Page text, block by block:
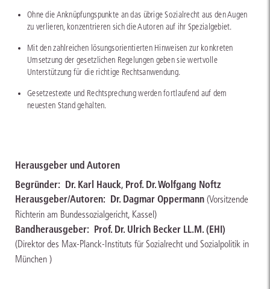
Ohne die Anknüpfungspunkte an das übrige Sozialrecht aus den Augen
zu verlieren, konzentrieren sich die Autoren auf ihr Spezialgebiet.
Mit den zahlreichen lösungsorientierten Hinweisen zur konkreten
Umsetzung der gesetzlichen Regelungen geben sie wertvolle
Unterstützung für die richtige Rechtsanwendung.
Gesetzestexte und Rechtsprechung werden fortlaufend auf dem
neuesten Stand gehalten.
Herausgeber und Autoren
Begründer: Dr. Karl Hauck, Prof. Dr. Wolfgang Noftz
Herausgeber/Autoren: Dr. Dagmar Oppermann (Vorsitzende
Richterin am Bundessozialgericht, Kassel)
Bandherausgeber: Prof. Dr. Ulrich Becker LL.M. (EHI)
(Direktor des Max-Planck-Instituts für Sozialrecht und Sozialpolitik in
München )